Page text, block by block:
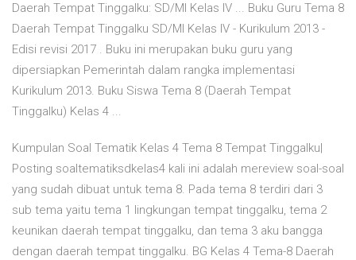
Daerah Tempat Tinggalku: SD/MI Kelas IV ... Buku Guru Tema 8
Daerah Tempat Tinggalku SD/MI Kelas IV - Kurikulum 2013 -
Edisi revisi 2017 . Buku ini merupakan buku guru yang
dipersiapkan Pemerintah dalam rangka implementasi
Kurikulum 2013. Buku Siswa Tema 8 (Daerah Tempat
Tinggalku) Kelas 4 ...
Kumpulan Soal Tematik Kelas 4 Tema 8 Tempat Tinggalku|
Posting soaltematiksdkelas4 kali ini adalah mereview soal-soal
yang sudah dibuat untuk tema 8. Pada tema 8 terdiri dari 3
sub tema yaitu tema 1 lingkungan tempat tinggalku, tema 2
keunikan daerah tempat tinggalku, dan tema 3 aku bangga
dengan daerah tempat tinggalku. BG Kelas 4 Tema-8 Daerah